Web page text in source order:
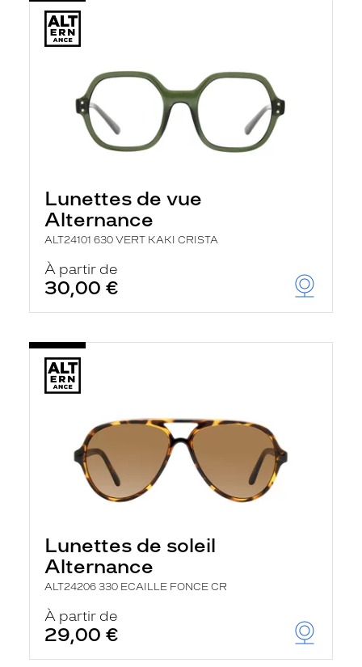
Lunettes de vue
Alternance
ALT24101 630 VERT KAKI CRISTA
À partir de
30,00 €
Lunettes de soleil
Alternance
ALT24206 330 ECAILLE FONCE CR
À partir de
29,00 €